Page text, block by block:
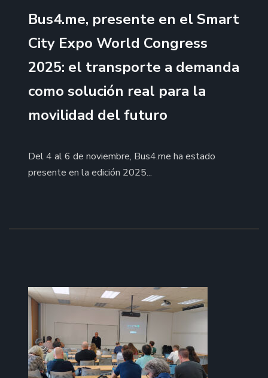
Bus4.me, presente en el Smart
City Expo World Congress
2025: el transporte a demanda
como solución real para la
movilidad del futuro
Del 4 al 6 de noviembre, Bus4.me ha estado
presente en la edición 2025...